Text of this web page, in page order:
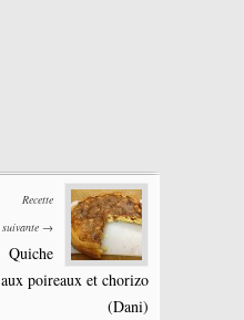
Recette
suivante →
Quiche
aux poireaux et chorizo
(Dani)